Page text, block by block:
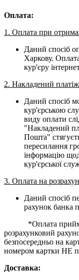
Оплата:
1. Оплата при
Даний спосіб
Харкову.
кур'єру
2. Накладений платіж
Даний спосіб
кур'єрською
виду оплати
"Накладений
Пошта"
пересилання
інформацію
кур'єрської
3. Оплата на
Даний спосіб
рахунок банка
*Оплата
розрахунковий
безпосередньо на
номером картки НЕ
Доставка: